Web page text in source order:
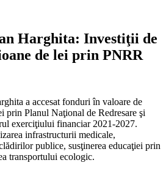
Harghita: Investiţii de
de lei prin PNRR
a accesat fonduri în valoare de
prin Planul Naţional de Redresare şi
exerciţiului financiar 2021-2027.
infrastructurii medicale,
publice, susţinerea educaţiei prin
transportului ecologic.